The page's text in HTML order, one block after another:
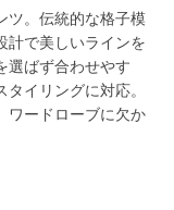
ツ。伝統的な格子模
計で美しいラインを
選ばず合わせやす
イリングに対応。
ワードローブに欠か